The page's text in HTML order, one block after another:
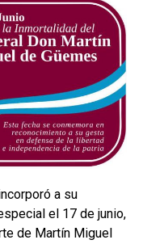
a su
el 17 de junio,
de Martín Miguel